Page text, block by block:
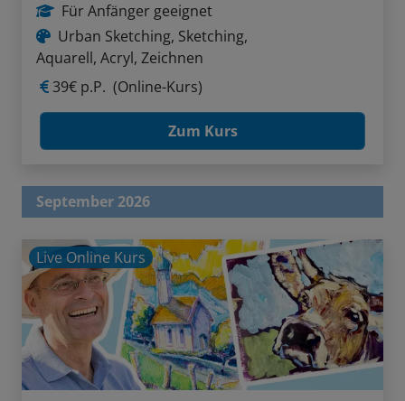
Für Anfänger geeignet
Urban Sketching, Sketching,
Aquarell, Acryl, Zeichnen
39€ p.P. (Online-Kurs)
Zum Kurs
September 2026
Live Online Kurs